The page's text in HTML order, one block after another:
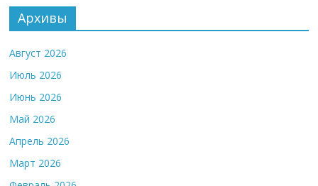
Архивы
Август 2026
Июль 2026
Июнь 2026
Май 2026
Апрель 2026
Март 2026